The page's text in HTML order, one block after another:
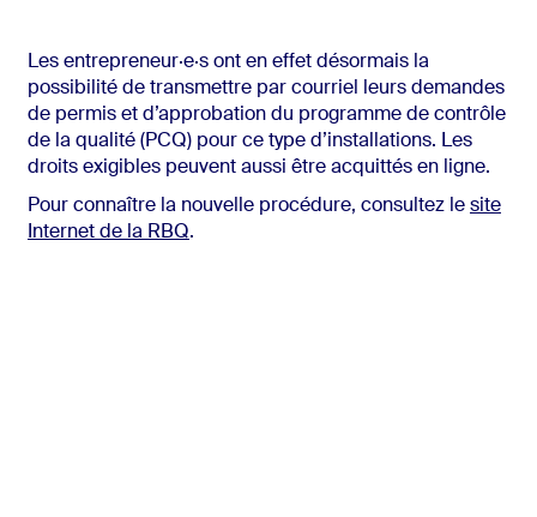
Les entrepreneur·e·s ont en effet désormais la
possibilité de transmettre par courriel leurs demandes
de permis et d’approbation du programme de contrôle
de la qualité (PCQ) pour ce type d’installations. Les
droits exigibles peuvent aussi être acquittés en ligne.
Pour connaître la nouvelle procédure, consultez le site
Internet de la RBQ.